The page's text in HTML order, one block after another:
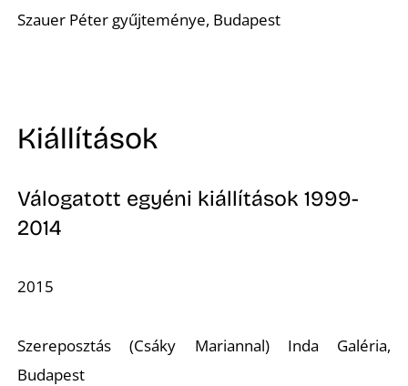
Szauer Péter gyűjteménye, Budapest
Kiállítások
Válogatott egyéni kiállítások 1999-
2014
2015
Szereposztás(Csáky Mariannal) Inda Galéria,
Budapest